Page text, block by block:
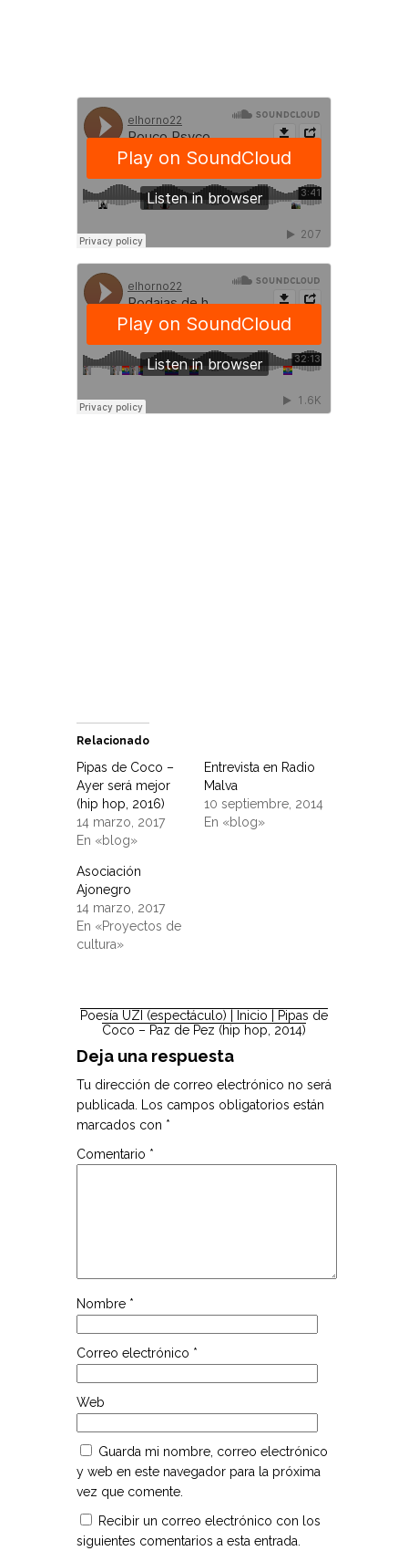
Relacionado
Pipas de Coco –
Ayer será mejor
(hip hop, 2016)
14 marzo, 2017
En «blog»
Entrevista en Radio
Malva
10 septiembre, 2014
En «blog»
Asociación
Ajonegro
14 marzo, 2017
En «Proyectos de
cultura»
Poesía UZI (espectáculo) | Inicio |
Pipas de
Coco – Paz de Pez (hip hop, 2014)
Deja una respuesta
Tu dirección de correo electrónico no será
publicada.
Los campos obligatorios están
marcados con *
Comentario *
Nombre *
Correo electrónico *
Web
Guarda mi nombre, correo electrónico
y web en este navegador para la próxima
vez que comente.
Recibir un correo electrónico con los
siguientes comentarios a esta entrada.